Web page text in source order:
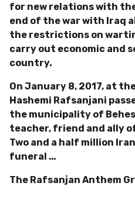
for new relations with
end of the war with Iraq
the restrictions on
carry out economic and
country.
On January 8, 2017, at
Hashemi Rafsanjani
the municipality of
teacher, friend and ally
Two and a half million
funeral …
The Rafsanjan Anthem